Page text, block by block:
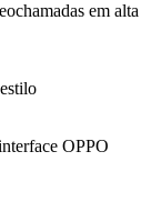
em alta
OPPO